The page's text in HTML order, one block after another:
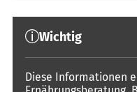
Wichtig
Diese Informationen